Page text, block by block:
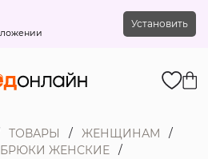
Установить
ТОВАРЫ
ЖЕНЩИНАМ
БРЮКИ ЖЕНСКИЕ